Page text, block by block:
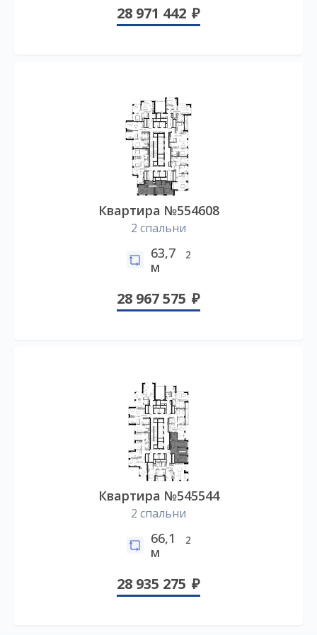
28 971 442
Квартира №554608
2 спальни
63,7
м
2
28 967 575
Квартира №545544
2 спальни
66,1
м
2
28 935 275